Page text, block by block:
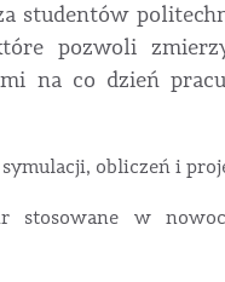
studentów
pozwoli
na co dzień
obliczeń i
w